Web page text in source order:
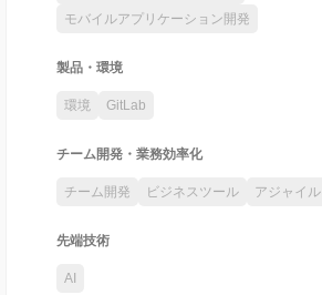
モバイルアプリケーション開発
製品・環境
環境 GitLab
チーム開発・業務効率化
チーム開発 ビジネスツール アジャイル
先端技術
AI